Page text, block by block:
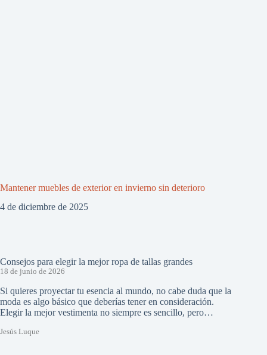
Mantener muebles de exterior en invierno sin deterioro
4 de diciembre de 2025
Consejos para elegir la mejor ropa de tallas grandes
18 de junio de 2026
Si quieres proyectar tu esencia al mundo, no cabe duda que la
moda es algo básico que deberías tener en consideración.
Elegir la mejor vestimenta no siempre es sencillo, pero…
Jesús Luque